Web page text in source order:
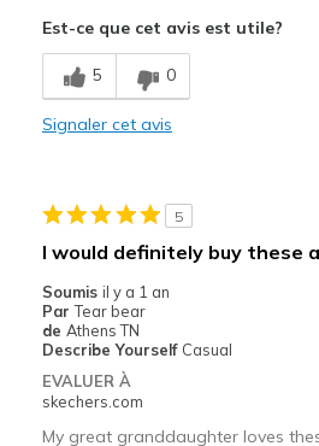
Comfortable
Les meilleures utilisations
Casual Wear
Sizing
Feels true to size
View On Shoes
I'm Really Into
Est-ce que cet avis est utile?
5 0
Signaler cet avis
5
I would definitely buy these
Soumis il y a 1 an
Par Tear bear
de Athens TN
Describe Yourself Casual
EVALUER À
skechers.com
My great granddaughter loves